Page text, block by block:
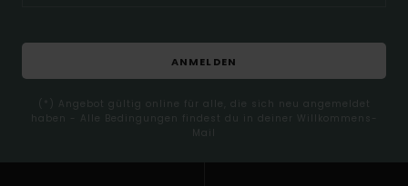
ANMELDEN
(*) Angebot gültig online für alle, die sich neu angemeldet
haben - Alle Bedingungen findest du in deiner Willkommens-
Mail